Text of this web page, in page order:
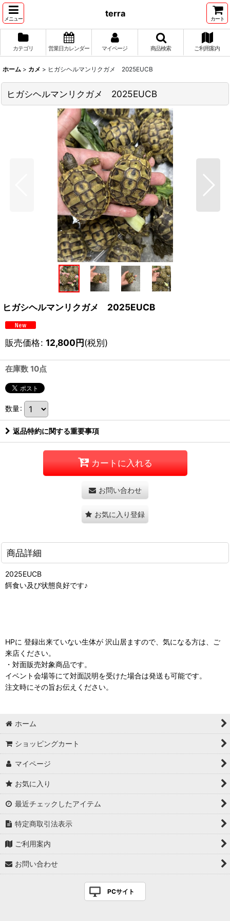
メニュー
terra
カート
カテゴリ 営業日カレンダー マイページ 商品検索 ご利用案内
ホーム > カメ > ヒガシヘルマンリクガメ 2025EUCB
ヒガシヘルマンリクガメ 2025EUCB
ヒガシヘルマンリクガメ 2025EUCB
販売価格: 12,800円(税別)
在庫数 10点
数量:
返品特約に関する重要事項
カートに入れる
お問い合わせ
お気に入り登録
商品詳細
2025EUCB
餌食い及び状態良好です♪
HPに 登録出来ていない生体が 沢山居ますので、気になる方は、ご
来店ください。
・対面販売対象商品です。
イベント会場等にて対面説明を受けた場合は発送も可能です。
注文時にその旨お伝えください。
ホーム
ショッピングカート
マイページ
お気に入り
最近チェックしたアイテム
特定商取引法表示
ご利用案内
お問い合わせ
PCサイト